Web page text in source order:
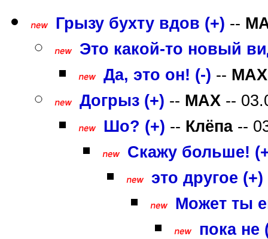
Грызу бухту вдов (+) --
Это какой-то новый
Да, это он! (-) -- MAX
Догрыз (+) -- MAX --
Шо? (+) -- Клёпа--
Скажу больше!
это другое (+)
Может ты
пока не